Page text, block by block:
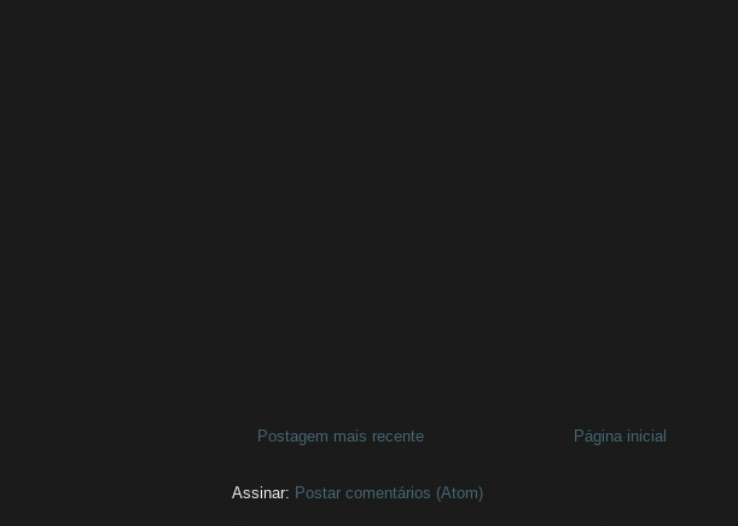
Postagem mais recente Página inicial
Assinar: Postar comentários (Atom)